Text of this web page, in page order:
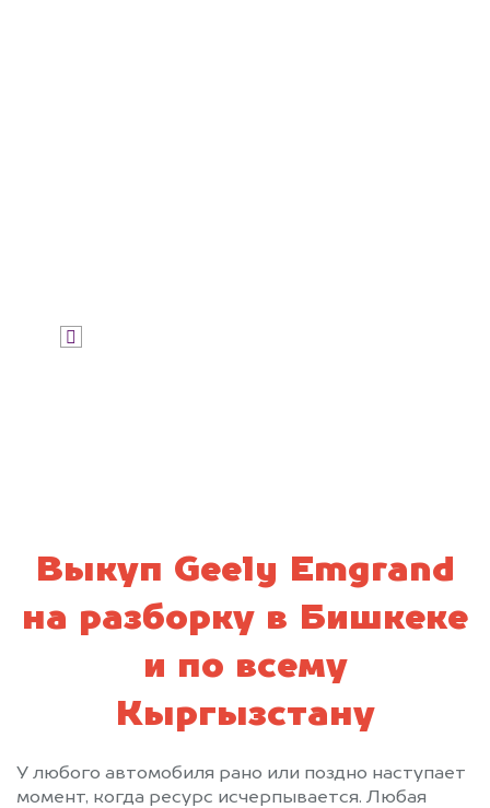
Выкуп Geely Emgrand
на разборку в Бишкеке
и по всему
Кыргызстану
У любого автомобиля рано или поздно наступает
момент, когда ресурс исчерпывается. Любая